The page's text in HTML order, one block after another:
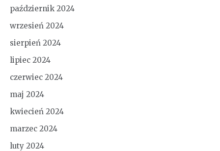
październik 2024
wrzesień 2024
sierpień 2024
lipiec 2024
czerwiec 2024
maj 2024
kwiecień 2024
marzec 2024
luty 2024